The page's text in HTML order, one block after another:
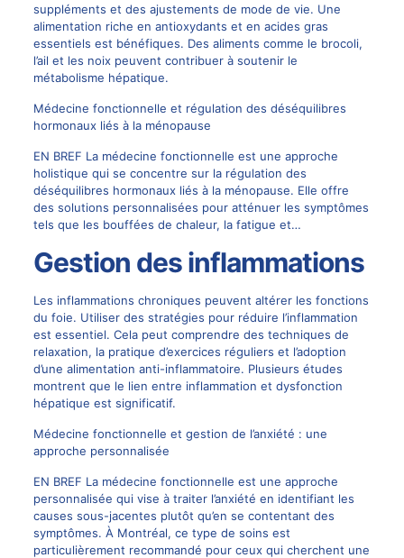
suppléments et des ajustements de mode de vie. Une
alimentation riche en antioxydants et en acides gras
essentiels est bénéfiques. Des aliments comme le brocoli,
l’ail et les noix peuvent contribuer à soutenir le
métabolisme hépatique.
Médecine fonctionnelle et régulation des déséquilibres
hormonaux liés à la ménopause
EN BREF La médecine fonctionnelle est une approche
holistique qui se concentre sur la régulation des
déséquilibres hormonaux liés à la ménopause. Elle offre
des solutions personnalisées pour atténuer les symptômes
tels que les bouffées de chaleur, la fatigue et…
Gestion des inflammations
Les inflammations chroniques peuvent altérer les fonctions
du foie. Utiliser des stratégies pour réduire l’inflammation
est essentiel. Cela peut comprendre des techniques de
relaxation, la pratique d’exercices réguliers et l’adoption
d’une alimentation anti-inflammatoire. Plusieurs études
montrent que le lien entre inflammation et dysfonction
hépatique est significatif.
Médecine fonctionnelle et gestion de l’anxiété : une
approche personnalisée
EN BREF La médecine fonctionnelle est une approche
personnalisée qui vise à traiter l’anxiété en identifiant les
causes sous-jacentes plutôt qu’en se contentant des
symptômes. À Montréal, ce type de soins est
particulièrement recommandé pour ceux qui cherchent une